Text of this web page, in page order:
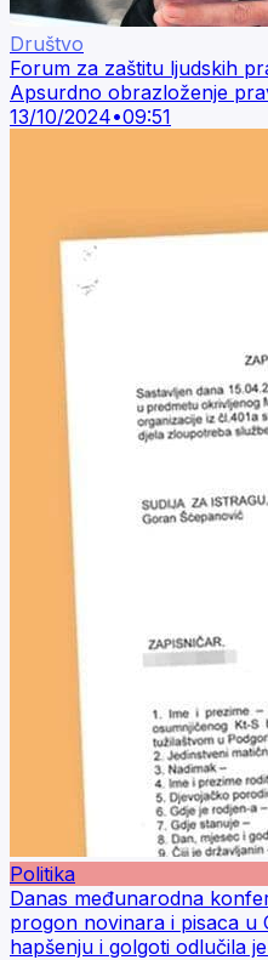
Društvo
Forum za zaštitu ljudskih
Apsurdno obrazloženje
13/10/2024•09:51
Politika
Danas međunarodna
progon novinara i pisaca u
hapšenju i golgoti odlučila